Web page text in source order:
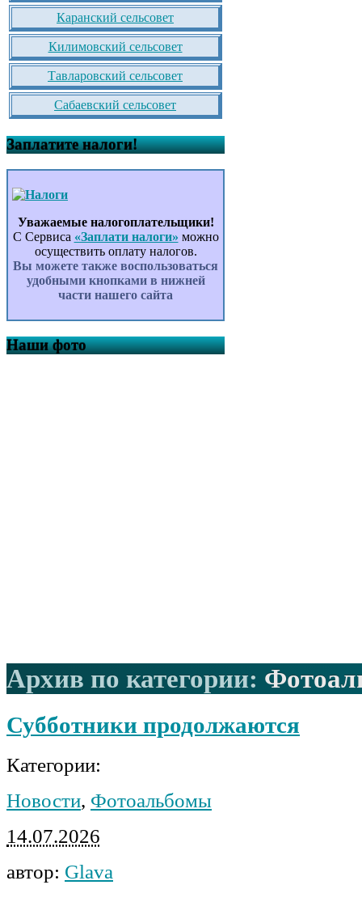
Каранский сельсовет
Килимовский сельсовет
Тавларовский сельсовет
Сабаевский сельсовет
Заплатите налоги!
Уважаемые налогоплательщики!
С Сервиса «Заплати налоги» можно
осуществить оплату налогов.
Вы можете также воспользоваться
удобными кнопками в нижней
части нашего сайта
Наши фото
Архив по категории:
Субботники продолжаются
Категории:
Новости, Фотоальбомы
14.07.2026
автор: Glava